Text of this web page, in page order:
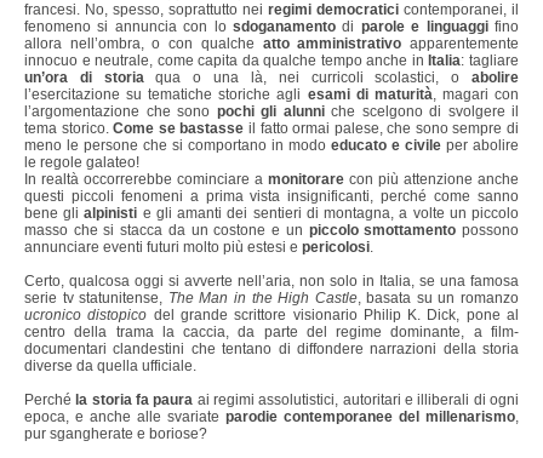
francesi. No, spesso, soprattutto nei regimi democratici contemporanei, il
fenomeno si annuncia con lo sdoganamento di parole e linguaggifino
allora nell’ombra, o con qualche atto amministrativo apparentemente
innocuo e neutrale, come capita da qualche tempo anche in Italia: tagliare
un’ora di storiaqua o una là, nei curricoli scolastici, oabolire
l’esercitazione su tematiche storiche agli esami di maturità, magari con
l’argomentazione che sono pochi gli alunniche scelgono di svolgere il
tema storico.Come se bastasse il fatto ormai palese, che sono sempre di
meno le persone che si comportano in modo educato e civile per abolire
le regole galateo!
In realtà occorrerebbe cominciare a monitorare con più attenzione anche
questi piccoli fenomeni a prima vista insignificanti, perché come sanno
bene glialpinisti e gli amanti dei sentieri di montagna, a volte un piccolo
masso che si stacca da un costone e un piccolo smottamento possono
annunciare eventi futuri molto più estesi e pericolosi.
Certo, qualcosa oggi si avverte nell’aria, non solo in Italia, se una famosa
serie tv statunitense, The Man in the High Castle, basata su un romanzo
ucronico distopico del grande scrittore visionario Philip K. Dick, pone al
centro della trama la caccia, da parte del regime dominante, a film-
documentari clandestini che tentano di diffondere narrazioni della storia
diverse da quella ufficiale.
Perché la storia fa paura ai regimi assolutistici, autoritari e illiberali di ogni
epoca, e anche alle svariate parodie contemporanee del millenarismo,
pur sgangherate e boriose?